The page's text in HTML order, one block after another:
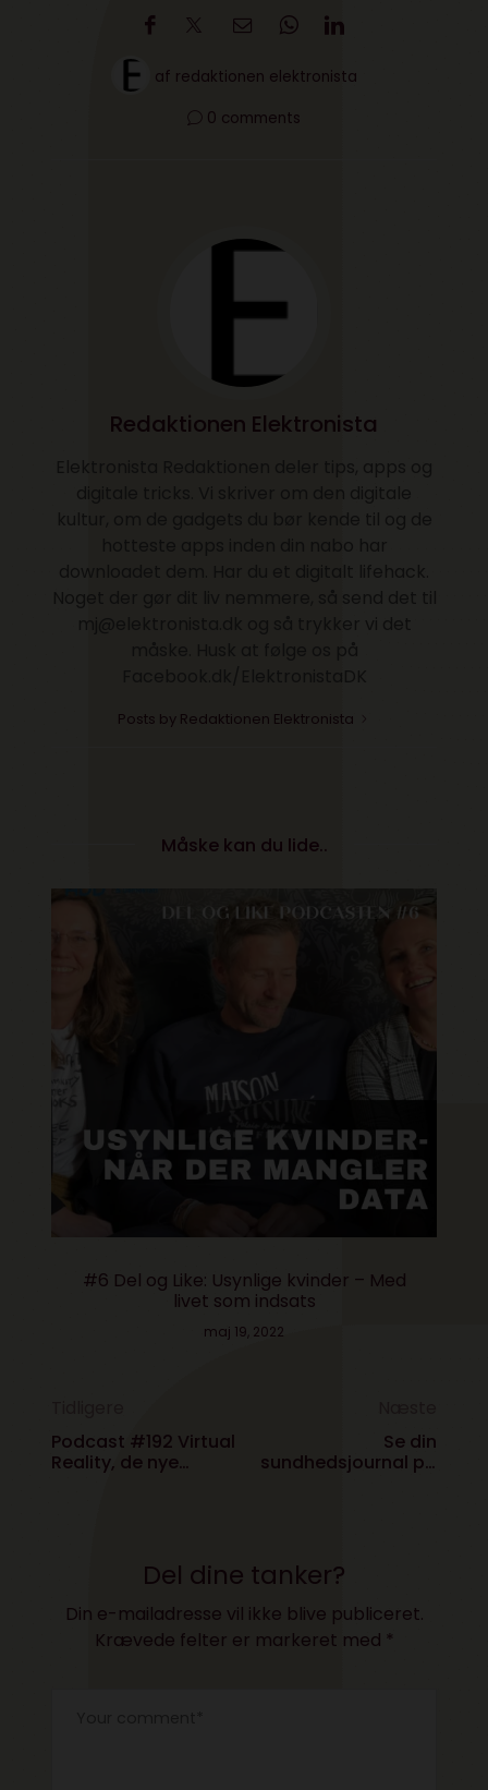
af redaktionen elektronista
0 comments
Redaktionen Elektronista
Posts by Redaktionen Elektronista
Måske kan du lide..
#6 Del og Like: Usynlige kvinder – Med
livet som indsats
maj 19, 2022
Podcast #192 Virtual
Reality, de nye
Se din
sundhedsjournal på
Del dine tanker?
Din e-mailadresse vil ikke blive publiceret.
Krævede felter er markeret med *